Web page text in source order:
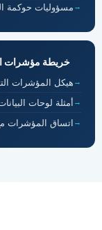
مسؤوليات حوكمة
خريطة مؤشرات
هيكل المؤشرات
أمثلة لوحات
اتساق المؤشرات مع